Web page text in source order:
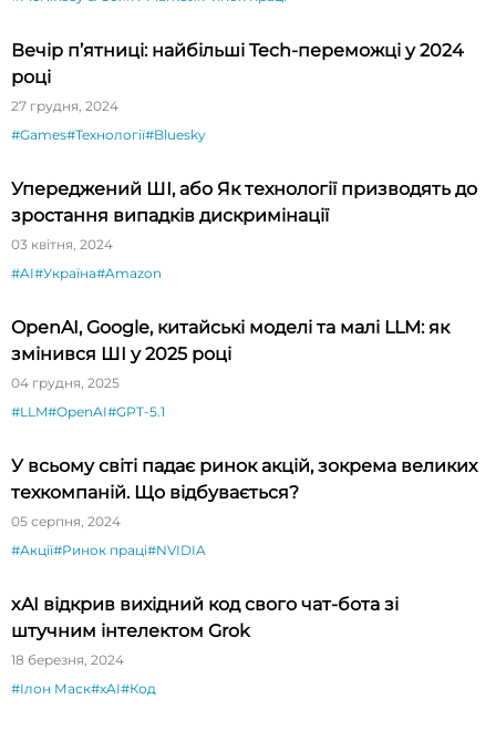
Вечір п’ятниці: найбільші Tech-переможці у 2024
році
27 грудня, 2024
#Games#Технології#Bluesky
Упереджений ШІ, або Як технології призводять до
зростання випадків дискримінації
03 квітня, 2024
#AI#Україна#Amazon
OpenAI, Google, китайські моделі та малі LLM: як
змінився ШІ у 2025 році
04 грудня, 2025
#LLM#OpenAI#GPT-5.1
У всьому світі падає ринок акцій, зокрема великих
техкомпаній. Що відбувається?
05 серпня, 2024
#Акції#Ринок праці#NVIDIA
xAI відкрив вихідний код свого чат-бота зі
штучним інтелектом Grok
18 березня, 2024
#Ілон Маск#xAI#Код